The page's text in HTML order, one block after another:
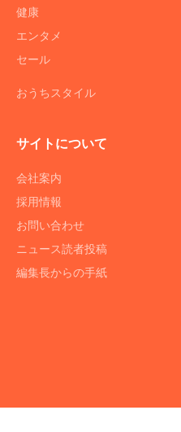
健康
エンタメ
セール
おうちスタイル
サイトについて
会社案内
採用情報
お問い合わせ
ニュース読者投稿
編集長からの手紙